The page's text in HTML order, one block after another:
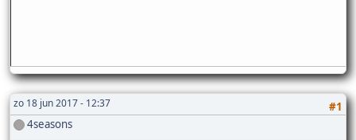
zo 18 jun 2017 - 12:37
#1
4seasons